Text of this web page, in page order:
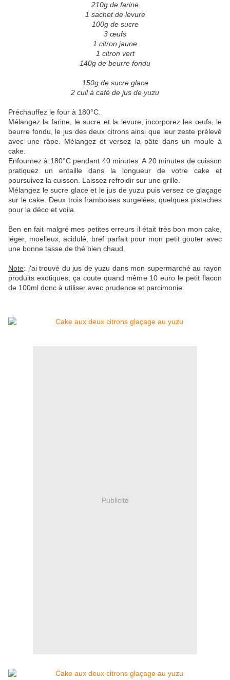
210g de farine
1 sachet de levure
100g de sucre
3 œufs
1 citron jaune
1 citron vert
140g de beurre fondu
150g de sucre glace
2 cuil à café de jus de yuzu
Préchauffez le four à 180°C.
Mélangez la farine, le sucre et la levure, incorporez les œufs, le
beurre fondu, le jus des deux citrons ainsi que leur zeste prélevé
avec une râpe. Mélangez et versez la pâte dans un moule à
cake.
Enfournez à 180°C pendant 40 minutes. A 20 minutes de cuisson
pratiquez un entaille dans la longueur de votre cake et
poursuivez la cuisson. Laissez refroidir sur une grille.
Mélangez le sucre glace et le jus de yuzu puis versez ce glaçage
sur le cake. Deux trois framboises surgelées, quelques pistaches
pour la déco et voila.
Ben en fait malgré mes petites erreurs il était très bon mon cake,
léger, moelleux, acidulé, bref parfait pour mon petit gouter avec
une bonne tasse de thé bien chaud.
Note: j'ai trouvé du jus de yuzu dans mon supermarché au rayon
produits exotiques, ça coute quand même 10 euro le petit flacon
de 100ml donc à utiliser avec prudence et parcimonie.
Publicité